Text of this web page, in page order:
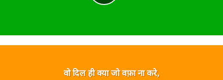
वो दिल ही क्या जो वफ़ा ना करे,